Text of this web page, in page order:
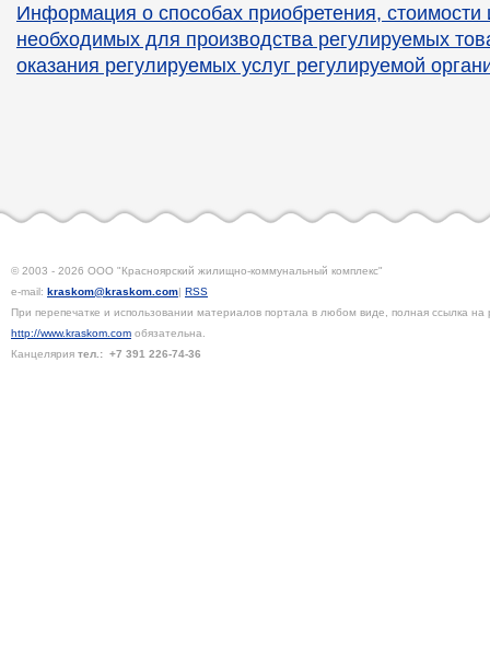
Информация о способах приобретения, стоимости
необходимых для производства регулируемых
оказания регулируемых услуг регулируемой
© 2003 - 2026 ООО "Красноярский жилищно-коммунальный комплекс"
e-mail: kraskom@kraskom.com| RSS
При перепечатке и использовании материалов портала в любом виде, полная ссылка на
http://www.kraskom.com обязательна.
Канцелярия тел.: +7 391 226-74-36